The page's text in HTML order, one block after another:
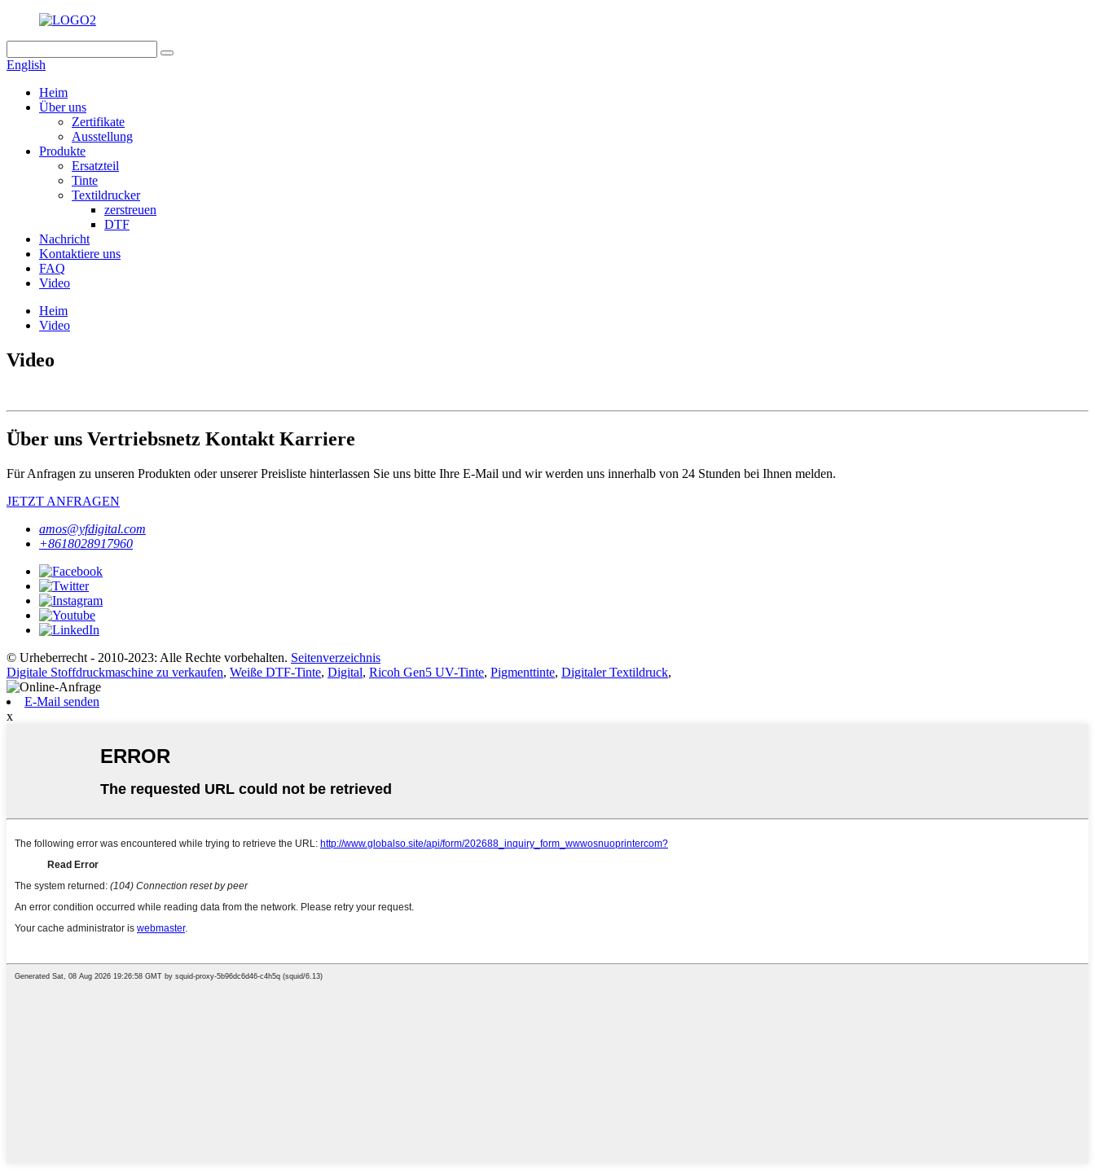
English
Heim
Über uns
Zertifikate
Ausstellung
Produkte
Ersatzteil
Tinte
Textildrucker
zerstreuen
DTF
Nachricht
Kontaktiere uns
FAQ
Video
Heim
Video
Video
Über uns Vertriebsnetz Kontakt Karriere
Für Anfragen zu unseren Produkten oder unserer Preisliste hinterlassen Sie uns bitte Ihre E-Mail und wir werden uns innerhalb von 24 Stunden bei Ihnen melden.
JETZT ANFRAGEN
amos@yfdigital.com
+8618028917960
© Urheberrecht - 2010-2023: Alle Rechte vorbehalten. Seitenverzeichnis
Digitale Stoffdruckmaschine zu verkaufen, Weiße DTF-Tinte, Digital, Ricoh Gen5 UV-Tinte, Pigmenttinte, Digitaler Textildruck,
E-Mail senden
x